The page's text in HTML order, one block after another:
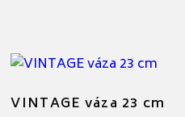
VINTAGE váza 23 cm